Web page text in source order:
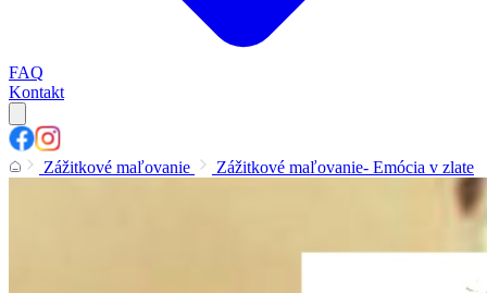
FAQ
Kontakt
Zážitkové maľovanie Zážitkové maľovanie- Emócia v zlate